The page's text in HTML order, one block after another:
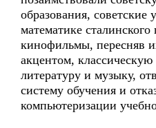
образования, советские
математике сталинского
кинофильмы, пересняв
акцентом,
литературу и музыку,
систему обучения и
компьютеризации